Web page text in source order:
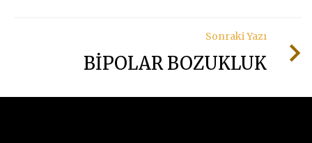
Sonraki Yazı
BİPOLAR BOZUKLUK